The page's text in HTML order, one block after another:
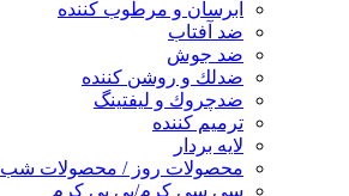
آبرسان و مرطوب كننده
ضد آفتاب
ضد جوش
ضدلك و روشن كننده
ضدچروك و ليفتينگ
ترميم كننده
لايه بردار
محصولات روز / محصولات شب
سي سي كرم/بي بي كرم